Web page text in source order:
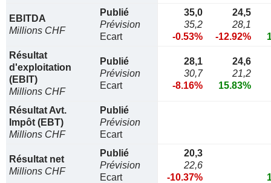
EBITDA
Millions CHF
Publié
Prévision
Ecart
35,0
35,2
-0.53%
24,5
28,1
-12.92%
Résultat
d'exploitation
(EBIT)
Millions CHF
Publié
Prévision
Ecart
28,1
30,7
-8.16%
24,6
21,2
15.83%
Résultat Avt.
Impôt (EBT)
Millions CHF
Publié
Prévision
Ecart
Résultat net
Millions CHF
Publié
Prévision
Ecart
20,3
22,6
-10.37%